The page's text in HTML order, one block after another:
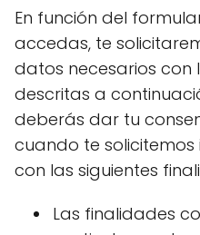
En función del
accedas, te
datos necesarios con
descritas a
deberás dar tu
cuando te
con las siguientes
Las finalidades